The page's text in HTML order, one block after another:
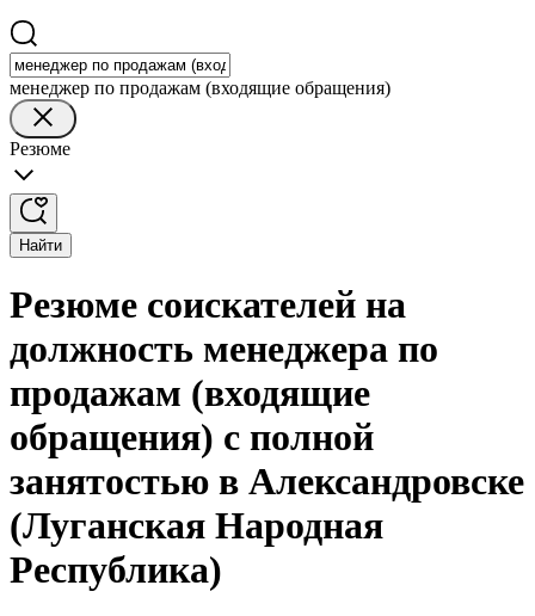
менеджер по продажам (входящие обращения)
Резюме
Найти
Резюме соискателей на
должность менеджера по
продажам (входящие
обращения) с полной
занятостью в Александровске
(Луганская Народная
Республика)